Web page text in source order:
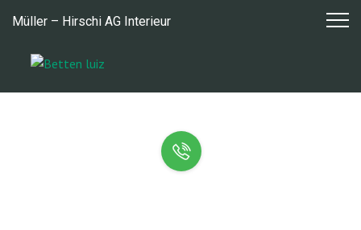
Inhalt
Müller – Hirschi AG Interieur